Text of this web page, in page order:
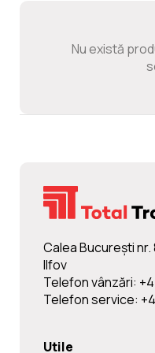
Ghidul
Nu există
Calea Bucureşti nr.
Ilfov
Telefon vânzări:
Telefon service:
Utile